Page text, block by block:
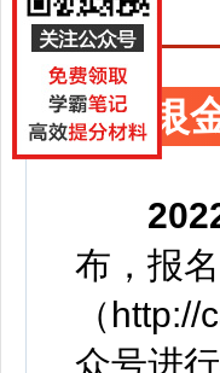
农银
布， 报
（
众号进